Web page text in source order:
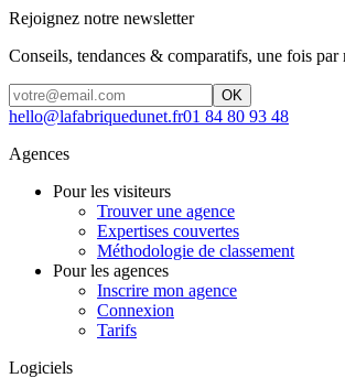
Rejoignez notre newsletter
Conseils, tendances & comparatifs, une fois par
OK
hello@lafabriquedunet.fr01 84 80 93 48
Agences
Pour les visiteurs
Trouver une agence
Expertises couvertes
Méthodologie de classement
Pour les agences
Inscrire mon agence
Connexion
Tarifs
Logiciels